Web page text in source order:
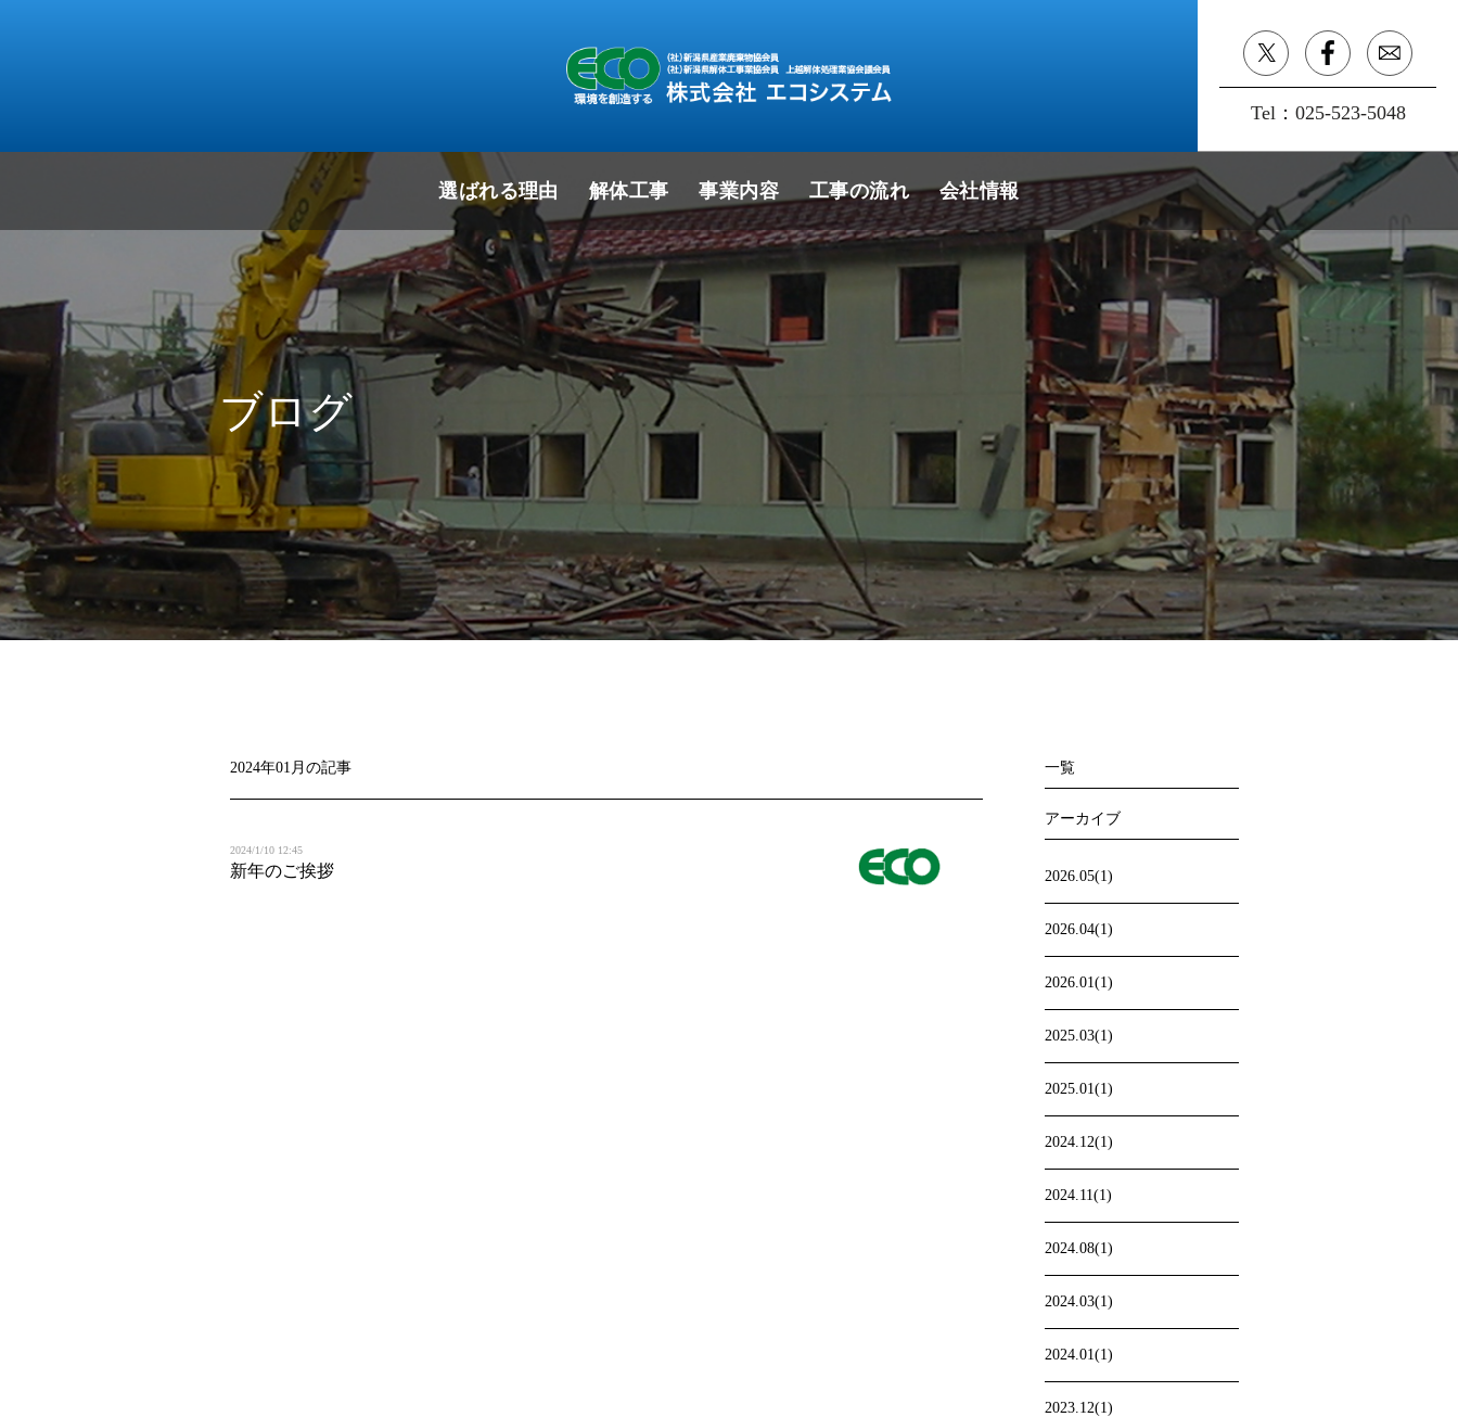
ブログ
2024年01月の記事
2024/1/10 12:45
新年のご挨拶
一覧
アーカイブ
2026.05(1)
2026.04(1)
2026.01(1)
2025.03(1)
2025.01(1)
2024.12(1)
2024.11(1)
2024.08(1)
2024.03(1)
2024.01(1)
2023.12(1)
選ばれる理由 解体工事 事業内容 工事の流れ 会社情報
Tel： 025-523-5048